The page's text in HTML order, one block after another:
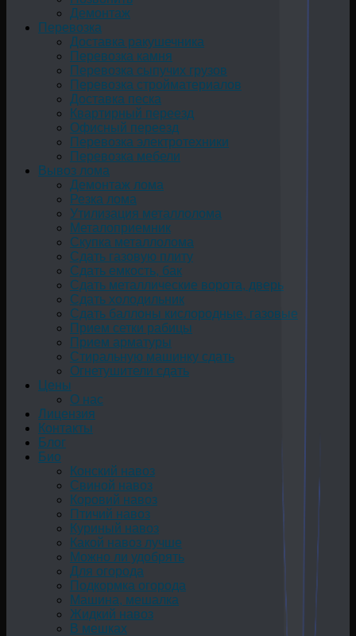
Демонтаж
Перевозка
Доставка ракушечника
Перевозка камня
Перевозка сыпучих грузов
Перевозка стройматериалов
Доставка песка
Квартирный переезд
Офисный переезд
Перевозка электротехники
Перевозка мебели
Вывоз лома
Демонтаж лома
Резка лома
Утилизация металлолома
Металоприемник
Скупка металлолома
Сдать газовую плиту
Сдать емкость, бак
Cдать металлические ворота, дверь
Сдать холодильник
Сдать баллоны кислородные, газовые
Прием сетки рабицы
Прием арматуры
Стиральную машинку сдать
Огнетушители сдать
Цены
О нас
Лицензия
Контакты
Блог
Био
Конский навоз
Свиной навоз
Коровий навоз
Птичий навоз
Куриный навоз
Какой навоз лучше
Можно ли удобрять
Для огорода
Подкормка огорода
Машина, мешалка
Жидкий навоз
В мешках